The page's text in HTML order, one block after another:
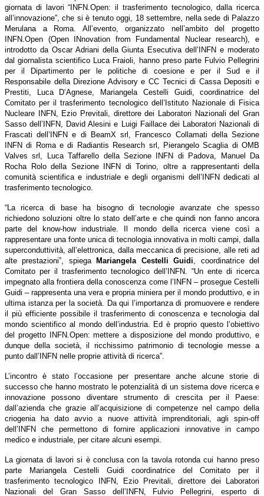
giornata di lavori “INFN.Open: il trasferimento tecnologico, dalla ricerca
all’innovazione”, che si è tenuto oggi, 18 settembre, nella sede di Palazzo
Merulana a Roma. All’evento, organizzato nell’ambito del progetto
INFN.Open (Open INnovation from Fundamental Nuclear research), e
introdotto da Oscar Adriani della Giunta Esecutiva dell’INFN e moderato
dal giornalista scientifico Luca Fraioli, hanno preso parte Fulvio Pellegrini
per il Dipartimento per le politiche di coesione e per il Sud e il
Responsabile della Direzione Advisory e CC Tecnici di Cassa Depositi e
Prestiti, Luca D’Agnese, Mariangela Cestelli Guidi, coordinatrice del
Comitato per il trasferimento tecnologico dell’Istituto Nazionale di Fisica
Nucleare INFN, Ezio Previtali, direttore dei Laboratori Nazionali del Gran
Sasso dell’INFN, David Alesini e Luigi Faillace dei Laboratori Nazionali di
Frascati dell’INFN e di BeamX srl, Francesco Collamati della Sezione
INFN di Roma e di Radiantis Research srl, Pierangelo Scaglia di OMB
Valves srl, Luca Taffarello della Sezione INFN di Padova, Manuel Da
Rocha Rolo della Sezione INFN di Torino, oltre a rappresentanti della
comunità scientifica e industriale e degli organismi dell’INFN dedicati al
trasferimento tecnologico.
“La ricerca di base ha bisogno di tecnologie avanzate che spesso
richiedono soluzioni oltre lo stato dell’arte e che quindi non fanno ancora
parte del know-how industriale. Il mondo della ricerca viene così a
rappresentare una fonte unica di tecnologia innovativa in molti campi, dalla
superconduttività, all’elettronica, dalla meccanica di precisione, alle reti ad
alte prestazioni”, spiega Mariangela Cestelli Guidi, coordinatrice del
Comitato per il trasferimento tecnologico dell’INFN. “Un ente di ricerca
impegnato alla frontiera della conoscenza come l’INFN – prosegue Cestelli
Guidi – rappresenta una vera e propria miniera per il mondo produttivo, e in
ultima istanza per la società. Da qui l’importanza di promuovere e rendere
il più efficiente possibile il trasferimento di conoscenza e tecnologia dal
mondo scientifico al mondo dell’industria. Ed è proprio questo l’obiettivo
del progetto INFN.Open: mettere a disposizione del mondo produttivo, e
dunque della società, il ricchissimo patrimonio di tecnologie messe a
punto dall’INFN nelle proprie attività di ricerca”.
L’incontro è stato l’occasione per presentare anche alcune storie di
successo che hanno mostrato le potenzialità di un sistema dove ricerca e
innovazione possono diventare strumento di crescita per il Paese:
dall’azienda che grazie all’acquisizione di competenze nel campo della
criogenia ha dato avvio a nuove attività imprenditoriali, agli spin-off
dell’INFN che permettono di fornire applicazioni innovative in campo
medico e industriale, per citare alcuni esempi.
La giornata di lavori si è conclusa con la tavola rotonda cui hanno preso
parte Mariangela Cestelli Guidi coordinatrice del Comitato per il
trasferimento tecnologico INFN, Ezio Previtali, direttore dei Laboratori
Nazionali del Gran Sasso dell’INFN, Fulvio Pellegrini, esperto di